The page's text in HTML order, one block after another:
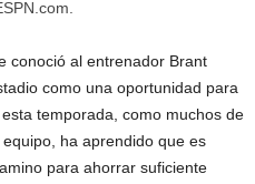
conoció al entrenador Brant
como una oportunidad para
temporada, como muchos de
ha aprendido que es
para ahorrar suficiente